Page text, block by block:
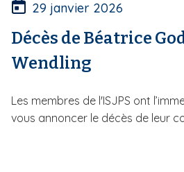
29 janvier 2026
Décès de Béatrice
Wendling
Les membres de l'ISJPS ont
vous annoncer le décès de leur